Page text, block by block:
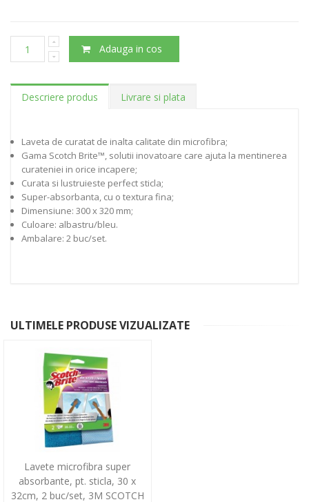
Adauga in cos
Descriere produs Livrare si plata
Laveta de curatat de inalta calitate din microfibra;
Gama Scotch Brite™, solutii inovatoare care ajuta la mentinerea
curateniei in orice incapere;
Curata si lustruieste perfect sticla;
Super-absorbanta, cu o textura fina;
Dimensiune: 300 x 320 mm;
Culoare: albastru/bleu.
Ambalare: 2 buc/set.
ULTIMELE PRODUSE VIZUALIZATE
Lavete microfibra super
absorbante, pt. sticla, 30 x
32cm, 2 buc/set, 3M SCOTCH